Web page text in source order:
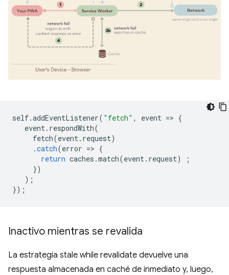
self.addEventListener( "fetch" , event => {
event . respondWith(
fetch(event . request)
.catch(error => {
return caches .match(event . request)
;
})
);
});
Inactivo mientras se revalida
La estrategia stale while revalidate devuelve una
respuesta almacenada en caché de inmediato y, luego,